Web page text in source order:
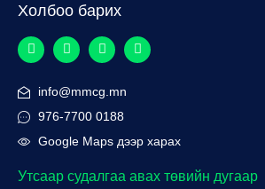
Холбоо барих
info@mmcg.mn
976-7700 0188
Google Maps дээр харах
Утсаар судалгаа авах төвийн дугаар